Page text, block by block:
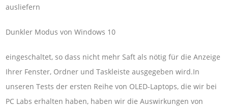
ausliefern
Dunkler Modus von Windows 10
eingeschaltet, so dass nicht mehr Saft als nötig für die Anzeige
Ihrer Fenster, Ordner und Taskleiste ausgegeben wird.In
unseren Tests der ersten Reihe von OLED-Laptops, die wir bei
PC Labs erhalten haben, haben wir die Auswirkungen von